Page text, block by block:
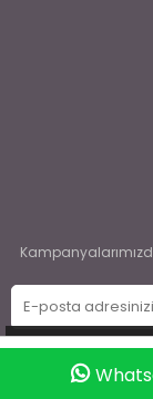
Anasayfa